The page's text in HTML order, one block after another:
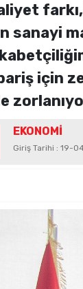
sanayi
için
EKONOMİ
Giriş Tarihi : 19-